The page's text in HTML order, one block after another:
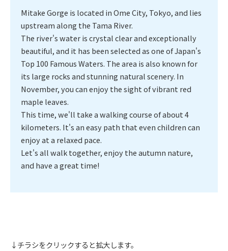
Mitake Gorge is located in Ome City, Tokyo, and lies
upstream along the Tama River.
The river's water is crystal clear and exceptionally
beautiful, and it has been selected as one of Japan's
Top 100 Famous Waters. The area is also known for
its large rocks and stunning natural scenery. In
November, you can enjoy the sight of vibrant red
maple leaves.
This time, we'll take a walking course of about 4
kilometers. It's an easy path that even children can
enjoy at a relaxed pace.
Let's all walk together, enjoy the autumn nature,
and have a great time!
↓チラシをクリックすると拡大します。